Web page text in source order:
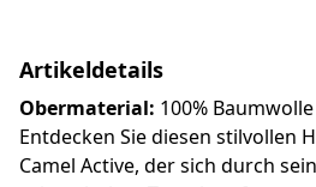
Artikeldetails
Obermaterial: 100% Baumwolle
Entdecken Sie diesen stilvollen
Camel Active, der sich durch